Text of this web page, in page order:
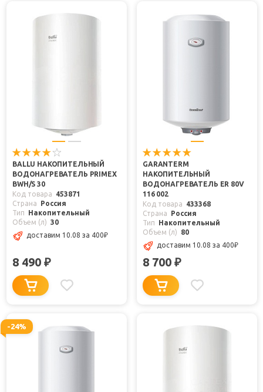
BALLU НАКОПИТЕЛЬНЫЙ
ВОДОНАГРЕВАТЕЛЬ PRIMEX
BWH/S 30
Код товара
453871
Страна
Россия
Тип
Накопительный
Объем (л) 30
доставим 10.08 за 400₽
8 490 ₽
GARANTERM
НАКОПИТЕЛЬНЫЙ
ВОДОНАГРЕВАТЕЛЬ ER 80V
116 002
Код товара
433368
Страна
Россия
Тип
Накопительный
Объем (л)
80
доставим 10.08 за 400₽
8 700 ₽
-24%